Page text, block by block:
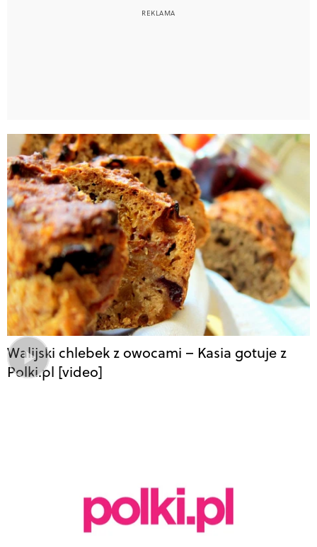
Walijski chlebek z owocami – Kasia gotuje z
Polki.pl [video]